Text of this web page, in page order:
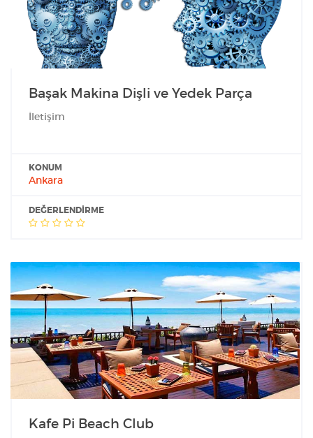
Başak Makina Dişli ve Yedek Parça
İletişim
KONUM
Ankara
DEĞERLENDIRME
Kafe Pi Beach Club